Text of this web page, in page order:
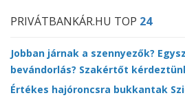
PRIVÁTBANKÁR.HU TOP 24
Jobban járnak a szennyezők?
bevándorlás? Szakértőt
Értékes hajóroncsra bukkantak